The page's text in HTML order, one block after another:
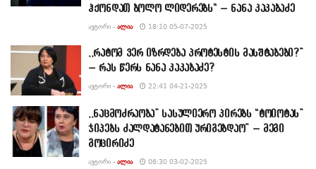
ჰქონდათ ბოლო ლიდერებს“ – ნანა კაკაბაძე
ᲐᲕᲢᲝᲠᲘ - ᲐᲚᲘᲐ 18:10 05-07-2025
,,რატომ ვერ იზრდება პროტესტის მასშტაბები?”
– რას წერს ნანა კაკაბაძე?
ᲐᲕᲢᲝᲠᲘ - ᲐᲚᲘᲐ 22:41 04-21-2025
,,ნაცმოძრაობა” სასულიერო პირებს “ტოიოტას”
ჯიპებს ძალდატანებით ურიგებდაო” – მეგი
გოცირიძე
ᲐᲕᲢᲝᲠᲘ - ᲐᲚᲘᲐ 06:30 03-02-2025